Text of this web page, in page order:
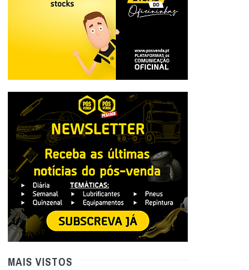
MAIS VISTOS